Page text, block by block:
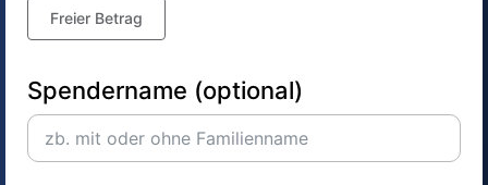
Freier Betrag
Spendername (optional)